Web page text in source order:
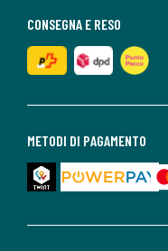
METODI DI PAGAMENTO
CONSEGNA E RESO